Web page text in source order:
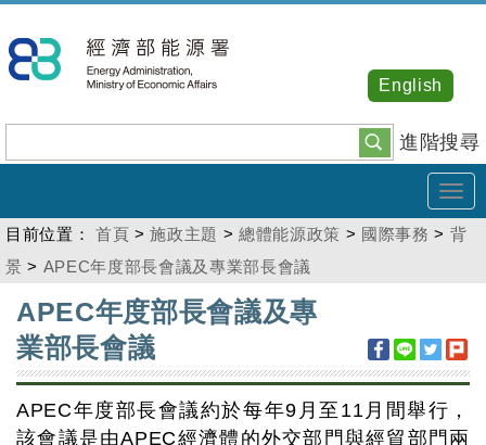
到
主
內
容
進階搜尋
English
目前位置： 首頁 >施政主題 >總體能源政策 > 國際事務 > 背
景 > APEC年度部長會議及專業部長會議
APEC年度部長會議及專
業部長會議
APEC年度部長會議約於每年9月至11月間舉行，
該會議是由APEC經濟體的外交部門與經貿部門兩